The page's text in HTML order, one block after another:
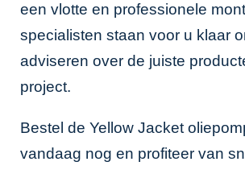
een vlotte en professionele
specialisten staan voor u klaar
adviseren over de juiste
project.
Bestel de Yellow Jacket
vandaag nog en profiteer van